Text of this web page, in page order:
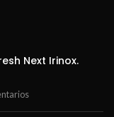
Next Irinox.